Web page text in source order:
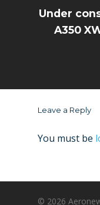
Under
A350
Leave a Reply
You must be
© 2026